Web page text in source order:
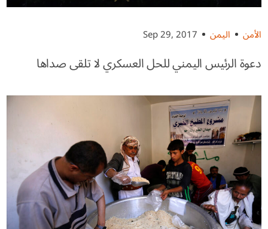
الأمن اليمن Sep 29, 2017
دعوة الرئيس اليمني للحل العسكري لا تلقى صداها